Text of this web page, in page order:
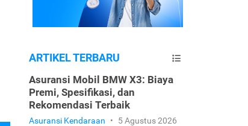
ARTIKEL TERBARU
Asuransi Mobil BMW X3: Biaya
Premi, Spesifikasi, dan
Rekomendasi Terbaik
Asuransi Kendaraan • 5 Agustus 2026